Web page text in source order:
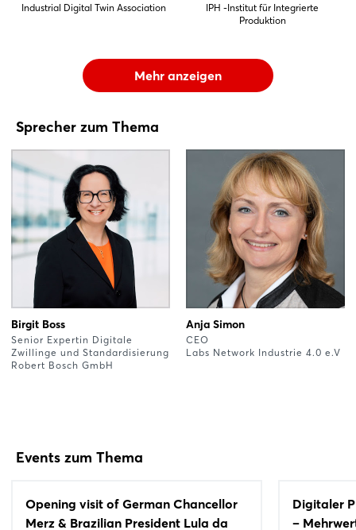
Industrial Digital Twin Association
IPH -Institut für Integrierte
Produktion
Mehr anzeigen
Sprecher zum Thema
Birgit Boss
Senior Expertin Digitale
Zwillinge und Standardisierung
Robert Bosch GmbH
Anja Simon
CEO
Labs Network Industrie 4.0 e.V
Events zum Thema
Opening visit of German Chancellor
Merz & Brazilian President Lula da
Digitaler
–